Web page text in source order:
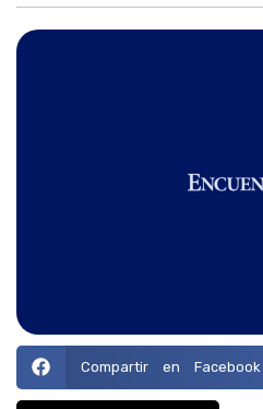
Compartir en Facebook